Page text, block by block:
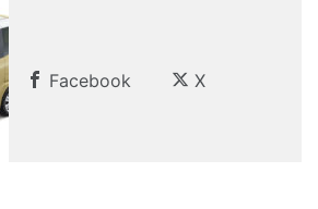
Facebook X